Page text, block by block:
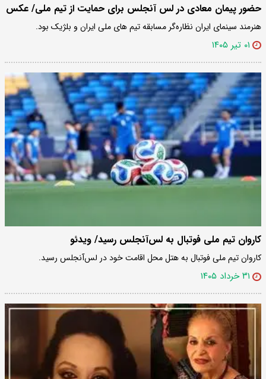
حضور پیمان معادی در لس آنجلس برای حمایت از تیم ملی/ عکس
هنرمند سینمای ایران نظاره‌گر مسابقه تیم های ملی ایران و بلژیک بود.
۰۱ تیر ۱۴۰۵
کاروان تیم ملی فوتبال به لس‌آنجلس رسید/ ویدئو
کاروان تیم ملی فوتبال به هتل محل اقامت خود در لس‌آنجلس رسید.
۳۱ خرداد ۱۴۰۵